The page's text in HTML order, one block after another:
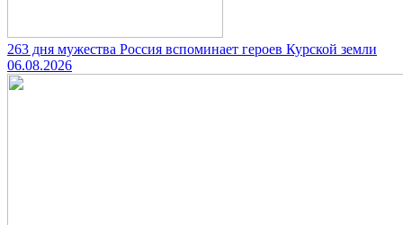
263 дня мужества Россия вспоминает героев Курской земли
06.08.2026